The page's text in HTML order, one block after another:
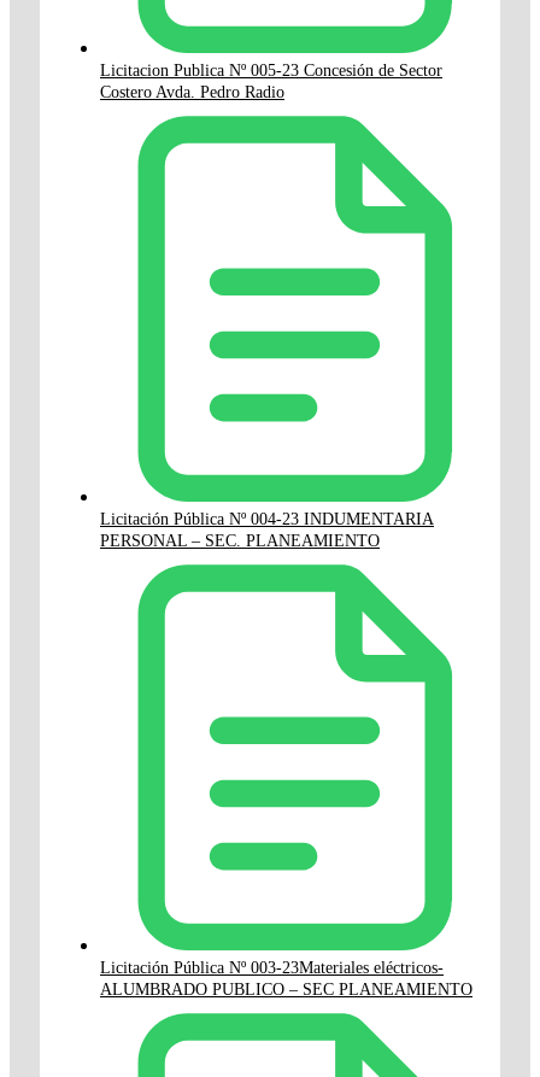
Licitacion Publica Nº 005-23 Concesión de Sector
Costero Avda. Pedro Radio
Licitación Pública Nº 004-23 INDUMENTARIA
PERSONAL – SEC. PLANEAMIENTO
Licitación Pública Nº 003-23Materiales eléctricos-
ALUMBRADO PUBLICO – SEC PLANEAMIENTO